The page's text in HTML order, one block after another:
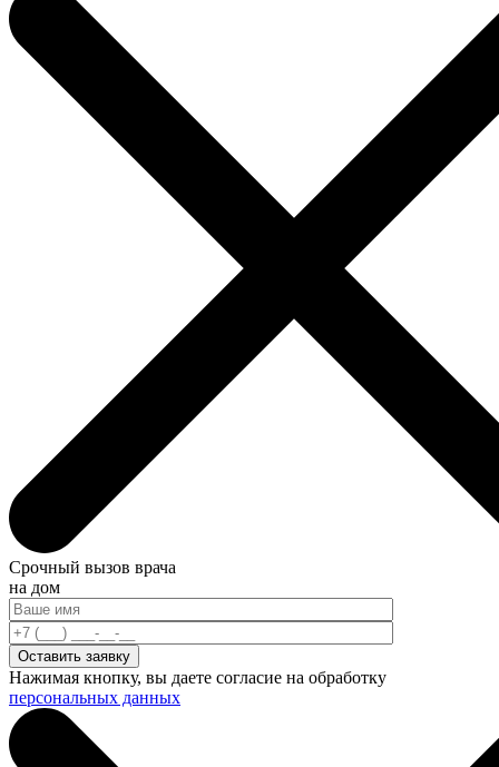
Срочный вызов врача
на дом
Нажимая кнопку, вы даете согласие на обработку
персональных данных